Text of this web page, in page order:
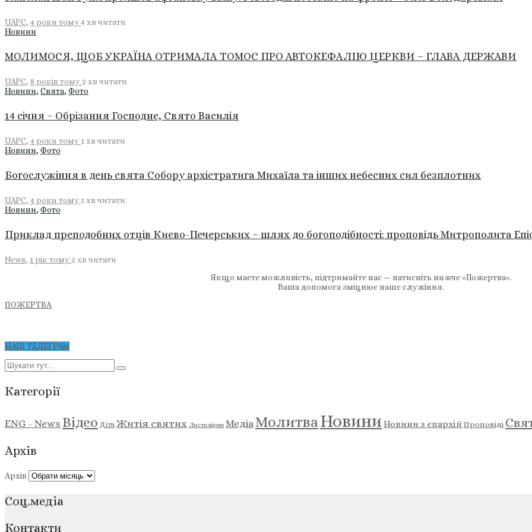
UAPC, 4 роки тому4 хв читати
Новини
МОЛИМОСЯ, ЩОБ УКРАЇНА ОТРИМАЛА ТОМОС ПРО АВТОКЕФАЛІЮ ЦЕРКВИ – ГЛАВА ДЕРЖАВИ
UAPC, 8 років тому 2 хв читати
Новини, Свята, Фото
14 січня – Обрізання Господнє, Свято Василія
UAPC, 4 роки тому 1 хв читати
Новини, Фото
Богослужіння в день свята Собору архістратига Михаїла та інших небесних сил безплотних
UAPC, 4 роки тому 1 хв читати
Новини, Фото
Приклад преподобних отців Києво-Печерських – шлях до богоподібності: проповідь Митрополита
News, 1 рік тому 2 хв читати
Якщо маєте можливість, підтримайте нас — натисніть нижче «Пожертва».
Ваша допомога зміцнює наше служіння.
ПОЖЕРТВА
НАШ ТЕЛЕГРАМ
Категорії
ENG - News Відео Діти Житія святих Листи вірян Медіа Молитва Новини Новини з єпархій Проповіді
Архів
Архів
Соц.медіа
Контакти